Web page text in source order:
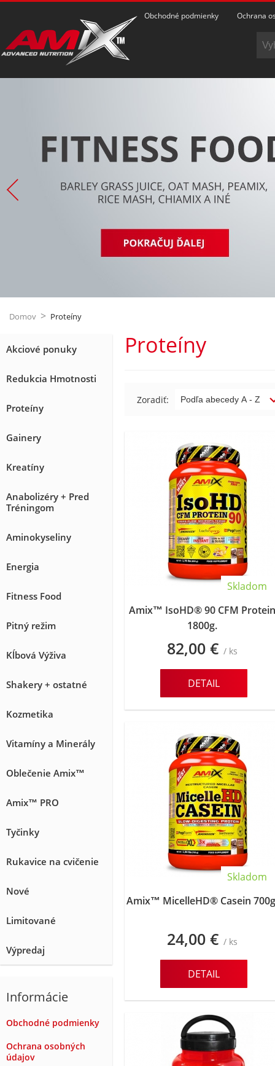
Obchodné podmienky Ochrana
Domov > Proteíny
Akciové ponuky
Redukcia Hmotnosti
Proteíny
Gainery
Kreatíny
Anabolizéry + Pred
Tréningom
Aminokyseliny
Energia
Fitness Food
Pitný režim
Kĺbová Výživa
Shakery + ostatné
Kozmetika
Vitamíny a Minerály
Oblečenie Amix™
Amix™ PRO
Tyčinky
Rukavice na cvičenie
Nové
Limitované
Výpredaj
Informácie
Obchodné podmienky
Ochrana osobných
údajov
Proteíny
Zoradiť:
Amix™ IsoHD® 90 CFM Protein
1800g.
82,00 € / ks
Skladom
DETAIL
Amix™ MicelleHD® Casein
24,00 € / ks
Skladom
DETAIL